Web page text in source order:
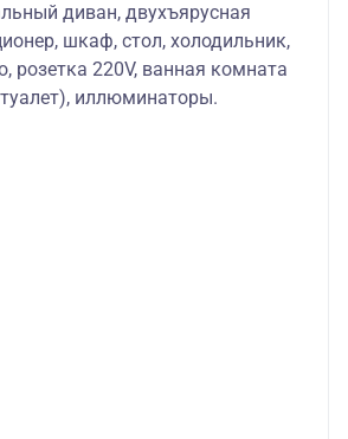
диван, двухъярусная
шкаф, стол, холодильник,
розетка 220V, ванная комната
иллюминаторы.